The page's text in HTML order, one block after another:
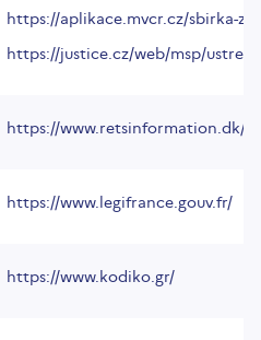
https://aplikace.mvcr.cz/sbirka-
https://justice.cz/web/msp/
https://www.retsinformation.dk/
https://www.legifrance.gouv.fr/
https://www.kodiko.gr/